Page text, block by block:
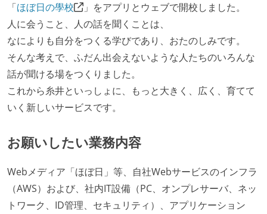
「ほぼ日の學校
」をアプリとウェブで開校しました。
人に会うこと、人の話を聞くことは、
なによりも自分をつくる学びであり、おたのしみです。
そんな考えで、ふだん出会えないような人たちのいろんな
話が聞ける場をつくりました。
これから糸井といっしょに、もっと大きく、広く、育てて
いく新しいサービスです。
お願いしたい業務内容
Webメディア「ほぼ日」等、自社Webサービスのインフラ
（AWS）および、社内IT設備（PC、オンプレサーバ、ネッ
トワーク、ID管理、セキュリティ）、アプリケーション